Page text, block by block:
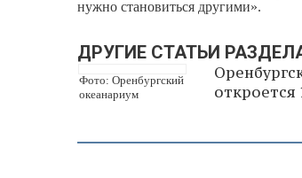
нужно становиться другими».
ДРУГИЕ СТАТЬИ
Фото: Оренбургский
океанариум
откроется